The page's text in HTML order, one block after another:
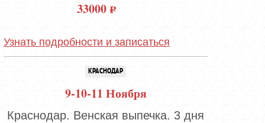
33000
Узнать подробности и записаться
КРАСНОДАР
9-10-11 Ноября
Краснодар. Венская выпечка. 3 дня